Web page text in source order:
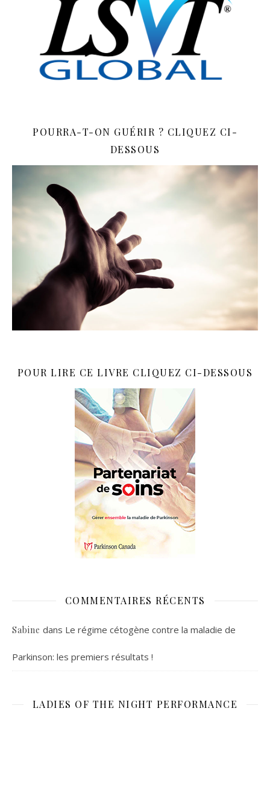
POURRA-T-ON GUÉRIR ? CLIQUEZ CI-
DESSOUS
POUR LIRE CE LIVRE CLIQUEZ CI-DESSOUS
COMMENTAIRES RÉCENTS
Sabine dans Le régime cétogène contre la maladie de
Parkinson: les premiers résultats !
LADIES OF THE NIGHT PERFORMANCE